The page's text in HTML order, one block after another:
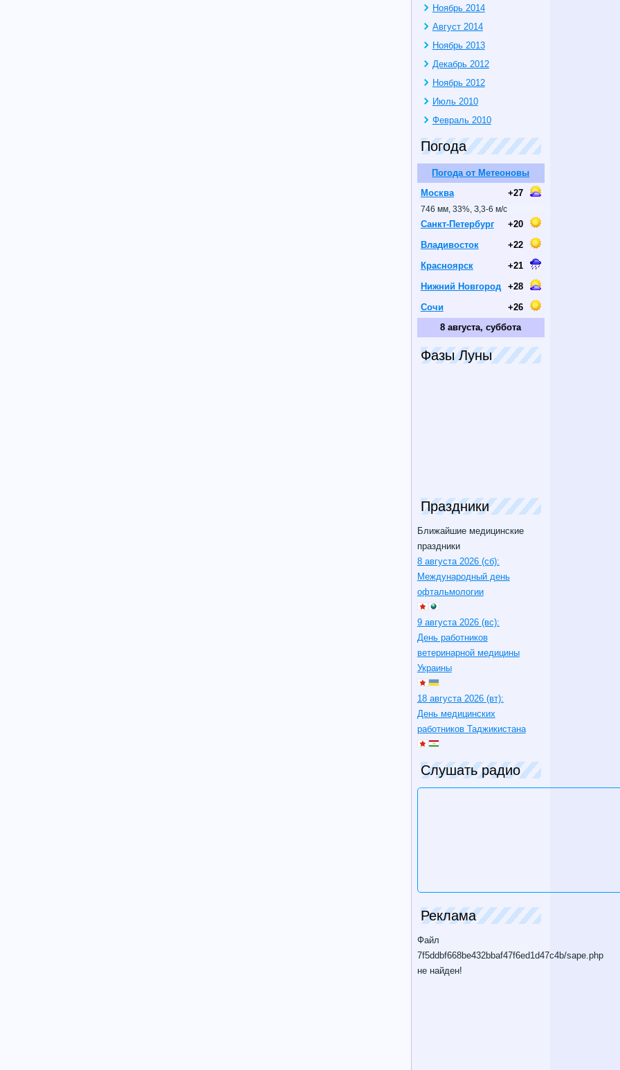
Ноябрь 2014
Август 2014
Ноябрь 2013
Декабрь 2012
Ноябрь 2012
Июль 2010
Февраль 2010
Погода
Погода от Метеоновы
Москва
+27
746 мм, 33%, З,3-6 м/с
Санкт-Петербург
+20
Владивосток
+22
Красноярск
+21
Нижний Новгород
+28
Сочи
+26
8 августа, суббота
Фазы Луны
Праздники
Ближайшие медицинские
праздники
8 августа 2026 (сб):
Международный день
офтальмологии
9 августа 2026 (вс):
День работников
ветеринарной медицины
Украины
18 августа 2026 (вт):
День медицинских
работников Таджикистана
Слушать радио
Реклама
Файл
7f5ddbf668be432bbaf47f6ed1d47c4b/sape.php
не найден!